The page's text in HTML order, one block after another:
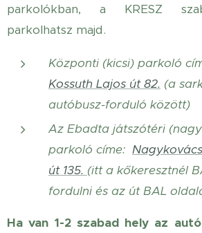
parkolókban, a KRESZ
parkolhatsz majd.
Központi (kicsi) parkoló
Kossuth Lajos út 82. (a
autóbusz-forduló között)
Az Ebadta játszótéri
parkoló címe:
út 135. (itt a kőkeresztnél
fordulni és az út BAL
Ha van 1-2 szabad hely az